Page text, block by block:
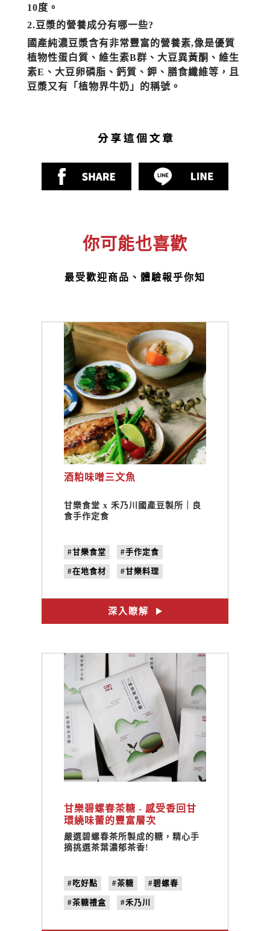
10度。
2.豆漿的營養成分有哪一些?
國產純濃豆漿含有非常豐富的營養素,像是優質
植物性蛋白質、維生素B群、大豆異黃酮、維生
素E、大豆卵磷脂、鈣質、鉀、膳食纖維等，且
豆漿又有「植物界牛奶」的稱號。
你可能也喜歡
最受歡迎商品、體驗報乎你知
酒粕味噌三文魚
甘樂食堂 x 禾乃川國產豆製所｜良
食手作定食
#甘樂食堂 #手作定食
#在地食材 #甘樂料理
#文創設計
深入瞭解
甘樂碧螺春茶糖 - 感受香回甘
環繞味蕾的豐富層次
嚴選碧螺春茶所製成的糖，精心手
摘挑選茶葉濃郁茶香!
#吃好點 #茶糖 #碧螺春
#茶糖禮盒 #禾乃川